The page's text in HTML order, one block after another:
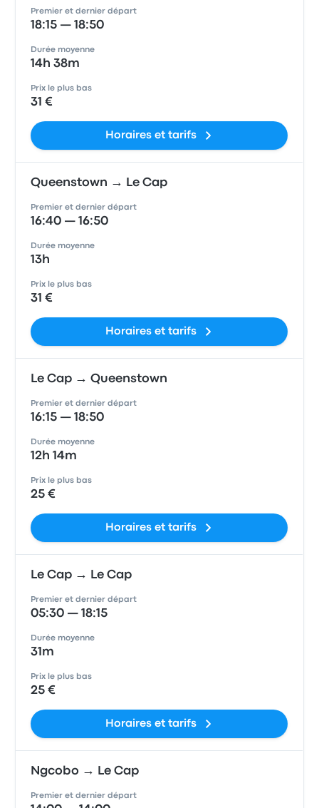
Premier et dernier départ
18:15 — 18:50
Durée moyenne
14h 38m
Prix le plus bas
31 €
Horaires et tarifs
Queenstown → Le Cap
Premier et dernier départ
16:40 — 16:50
Durée moyenne
13h
Prix le plus bas
31 €
Horaires et tarifs
Le Cap → Queenstown
Premier et dernier départ
16:15 — 18:50
Durée moyenne
12h 14m
Prix le plus bas
25 €
Horaires et tarifs
Le Cap → Le Cap
Premier et dernier départ
05:30 — 18:15
Durée moyenne
31m
Prix le plus bas
25 €
Horaires et tarifs
Ngcobo → Le Cap
Premier et dernier départ